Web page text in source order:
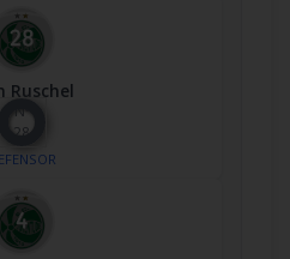
Ruschel
Nº
28